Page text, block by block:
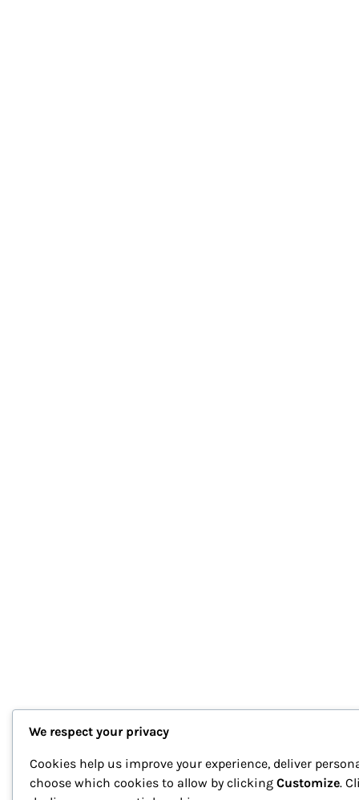
We respect your privacy
Cookies help us improve your experience, deliver
choose which cookies to allow by clicking Customize.